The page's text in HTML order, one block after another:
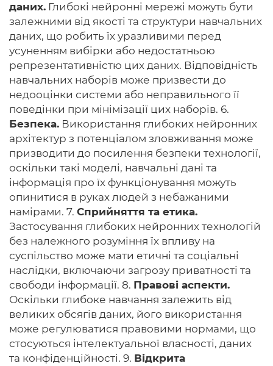
даних. Глибокі нейронні мережі можуть бути
залежними від якості та структури навчальних
даних, що робить їх уразливими перед
усуненням вибірки або недостатньою
репрезентативністю цих даних. Відповідність
навчальних наборів може призвести до
недооцінки системи або неправильного її
поведінки при мінімізації цих наборів. 6.
Безпека. Використання глибоких нейронних
архітектур з потенціалом зловживання може
призводити до посилення безпеки технології,
оскільки такі моделі, навчальні дані та
інформація про їх функціонування можуть
опинитися в руках людей з небажаними
намірами. 7. Сприйняття та етика.
Застосування глибоких нейронних технологій
без належного розуміння їх впливу на
суспільство може мати етичні та соціальні
наслідки, включаючи загрозу приватності та
свободи інформації. 8. Правові аспекти.
Оскільки глибоке навчання залежить від
великих обсягів даних, його використання
може регулюватися правовими нормами, що
стосуються інтелектуальної власності, даних
та конфіденційності. 9. Відкрита